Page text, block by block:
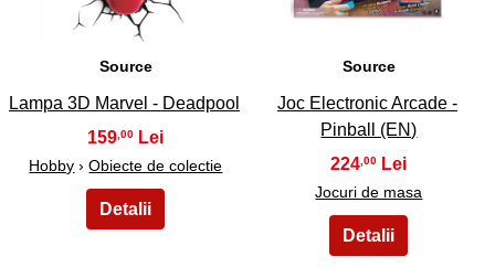
Source
Lampa 3D Marvel - Deadpool
159,00
Hobby ›Obiecte de colectie
Source
Joc Electronic Arcade -
Pinball (EN)
224,00
Jocuri de masa